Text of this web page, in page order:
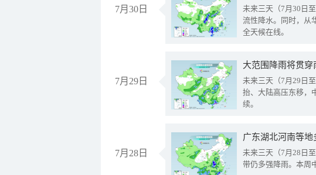
7月30日
未来三天（7月30日
流性降水。同时，从
全天候在线。
7月29日
大范围降雨将贯
未来三天（7月29日
抬、大陆高压东移，
续。
7月28日
广东湖北河南等
未来三天（7月28日
带仍多强降雨。本周